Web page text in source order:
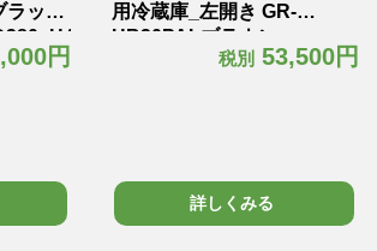
ラック
円
用冷蔵庫_左開き GR-
HB30PALブラウン
W425×D450×H425mm18kg
税別53,500円
詳しくみる